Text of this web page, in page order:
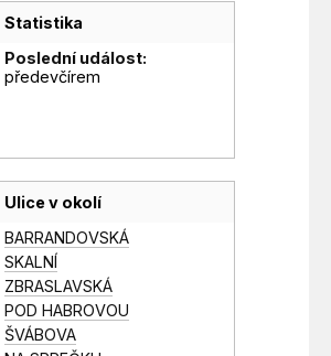
Statistika
Poslední událost:
předevčírem
Ulice v okolí
BARRANDOVSKÁ
SKALNÍ
ZBRASLAVSKÁ
POD HABROVOU
ŠVÁBOVA